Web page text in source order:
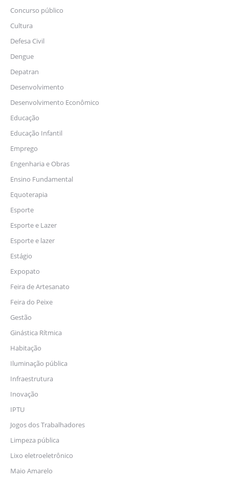
Concurso público
Cultura
Defesa Civil
Dengue
Depatran
Desenvolvimento
Desenvolvimento Econômico
Educação
Educação Infantil
Emprego
Engenharia e Obras
Ensino Fundamental
Equoterapia
Esporte
Esporte e Lazer
Esporte e lazer
Estágio
Expopato
Feira de Artesanato
Feira do Peixe
Gestão
Ginástica Rítmica
Habitação
Iluminação pública
Infraestrutura
Inovação
IPTU
Jogos dos Trabalhadores
Limpeza pública
Lixo eletroeletrônico
Maio Amarelo